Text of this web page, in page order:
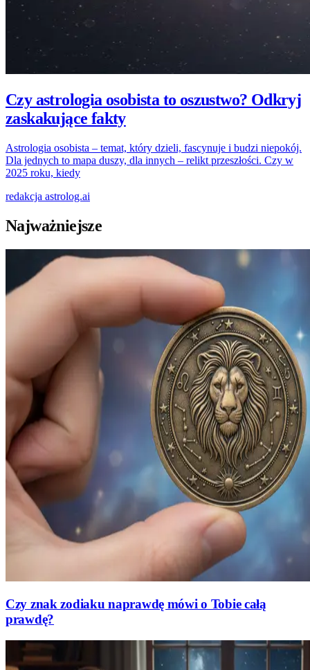
Czy astrologia osobista to oszustwo? Odkryj
zaskakujące fakty
Astrologia osobista – temat, który dzieli, fascynuje i budzi niepokój.
Dla jednych to mapa duszy, dla innych – relikt przeszłości. Czy w
2025 roku, kiedy
redakcja astrolog.ai
Najważniejsze
Czy znak zodiaku naprawdę mówi o Tobie całą
prawdę?